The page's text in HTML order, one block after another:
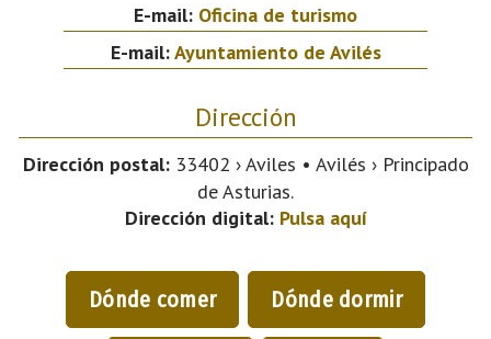
E-mail: Oficina de turismo
E-mail:Ayuntamiento de Avilés
Dirección
Dirección postal:33402 › Aviles • Avilés › Principado
de Asturias.
Dirección digital: Pulsa aquí
Dónde comer Dónde dormir